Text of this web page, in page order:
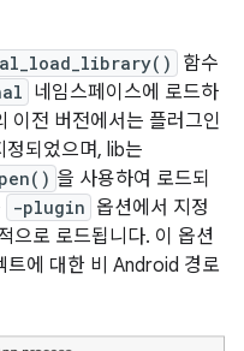
함수
네임스페이스에 로드하
이전 버전에서는 플러그인
정되었으며, lib는
을 사용하여 로드되
-plugin 옵션에서 지정
으로 로드됩니다. 이 옵션
트에 대한 비 Android 경로